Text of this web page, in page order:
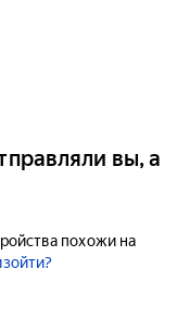
вы, а
похожи на